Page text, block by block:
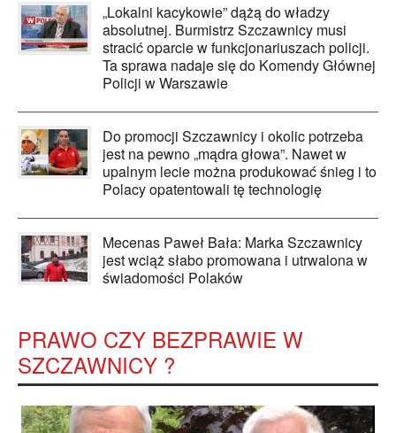
„Lokalni kacykowie” dążą do władzy
absolutnej. Burmistrz Szczawnicy musi
stracić oparcie w funkcjonariuszach policji.
Ta sprawa nadaje się do Komendy Głównej
Policji w Warszawie
Do promocji Szczawnicy i okolic potrzeba
jest na pewno „mądra głowa”. Nawet w
upalnym lecie można produkować śnieg i to
Polacy opatentowali tę technologię
Mecenas Paweł Bała: Marka Szczawnicy
jest wciąż słabo promowana i utrwalona w
świadomości Polaków
PRAWO CZY BEZPRAWIE W
SZCZAWNICY ?